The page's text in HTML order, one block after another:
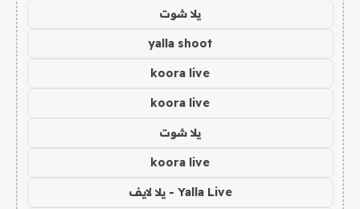
يلا شوت
yalla shoot
koora live
koora live
يلا شوت
koora live
Yalla Live - يلا لايف